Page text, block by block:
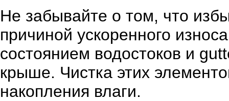
Не забывайте о том, что
причиной ускоренного
состоянием водостоков и
крыше. Чистка этих
накопления влаги.